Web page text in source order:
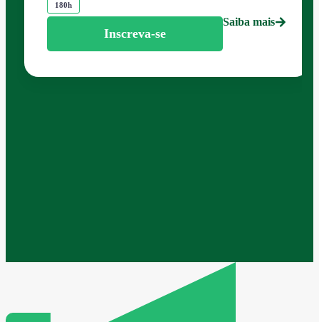
180h
Inscreva-se
Saiba mais